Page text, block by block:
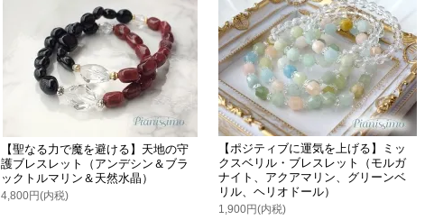
【聖なる力で魔を避ける】天地の守
護ブレスレット（アンデシン＆ブラ
ックトルマリン＆天然水晶）
4,800円(内税)
【ポジティブに運気を上げる】ミッ
クスベリル・ブレスレット（モルガ
ナイト、アクアマリン、グリーンベ
リル、ヘリオドール）
1,900円(内税)